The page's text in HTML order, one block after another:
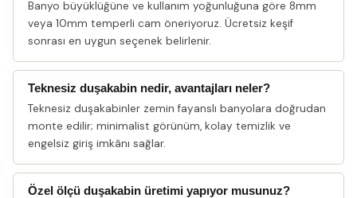
Banyo büyüklüğüne ve kullanım yoğunluğuna göre 8mm
veya 10mm temperli cam öneriyoruz. Ücretsiz keşif
sonrası en uygun seçenek belirlenir.
Teknesiz duşakabin nedir, avantajları neler?
Teknesiz duşakabinler zemin fayanslı banyolara doğrudan
monte edilir; minimalist görünüm, kolay temizlik ve
engelsiz giriş imkânı sağlar.
Özel ölçü duşakabin üretimi yapıyor musunuz?